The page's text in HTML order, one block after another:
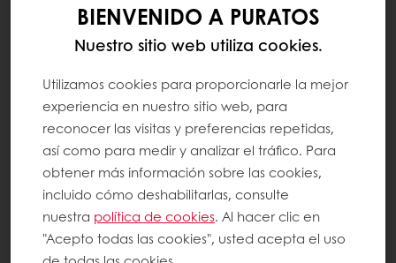
Los minerales son sustancias inorgánicas que
no tienen valor energético y que el cuerpo
necesita para funcionar correctamente.
Algunos son necesarios en grandes
cantidades, como uno o más gramos al día
(p. ej., calcio). Otros se requieren en
cantidades menores, es decir, uno o más
microgramos o miligramos al día (por
ejemplo, hierro); estos son los llamados
BIENVENIDO A PURATOS
Nuestro sitio web utiliza cookies.
Utilizamos cookies para proporcionarle la mejor
experiencia en nuestro sitio web, para
reconocer las visitas y preferencias repetidas,
así como para medir y analizar el tráfico. Para
obtener más información sobre las cookies,
incluido cómo deshabilitarlas, consulte
nuestra política de cookies. Al hacer clic en
"Acepto todas las cookies", usted acepta el uso